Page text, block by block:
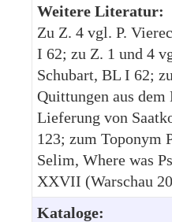
Weitere Literatur:
Zu Z. 4 vgl. P.
I 62; zu Z. 1 und 4
Schubart, BL I 62;
Quittungen aus
Lieferung von
123; zum Toponym
Selim, Where was
XXVII (Warschau
Kataloge: